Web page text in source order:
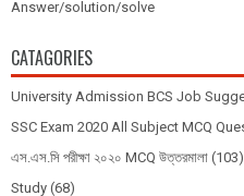
Answer/solution/solve
CATAGORIES
University Admission BCS Job
SSC Exam 2020 All Subject MCQ
এস.এস.সি পরীক্ষা ২০২০ MCQ উত্তরমালা (103)
Study (68)